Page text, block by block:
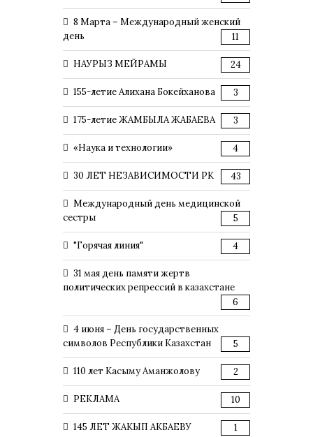
8 Марта – Международный женский
день
11
НАУРЫЗ МЕЙРАМЫ 24
155-летие Алихана Бокейханова 3
175-летие ЖАМБЫЛА ЖАБАЕВА 3
«Наука и технологии» 4
30 ЛЕТ НЕЗАВИСИМОСТИ РК 43
Международный день медицинской
сестры
5
"Горячая линия" 4
31 мая день памяти жертв
политических репрессий в казахстане
6
4 июня – День государственных
символов Республики Казахстан
5
110 лет Касыму Аманжолову 2
РЕКЛАМА 10
145 ЛЕТ ЖАКЫП АКБАЕВУ 1